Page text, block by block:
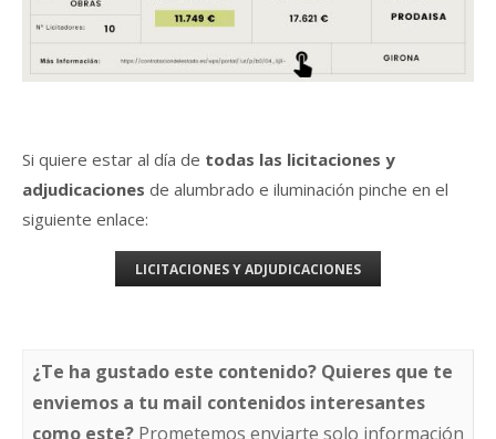
Si quiere estar al día de todas las licitaciones y
adjudicaciones de alumbrado e iluminación pinche en el
siguiente enlace:
LICITACIONES Y ADJUDICACIONES
¿Te ha gustado este contenido? Quieres que te
enviemos a tu mail contenidos interesantes
como este? Prometemos enviarte solo información